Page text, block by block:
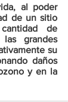
al poder
de un sitio
de
grandes
su
daños
y en la